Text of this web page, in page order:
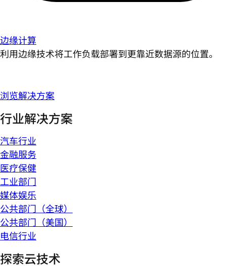
边缘计算
利用边缘技术将工作负载部署到更靠近数据源的位置。
浏览解决方案
行业解决方案
汽车行业
金融服务
医疗保健
工业部门
媒体娱乐
公共部门（全球）
公共部门（美国）
电信行业
探索云技术